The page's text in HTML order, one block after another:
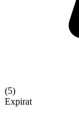
(5)
Expirat